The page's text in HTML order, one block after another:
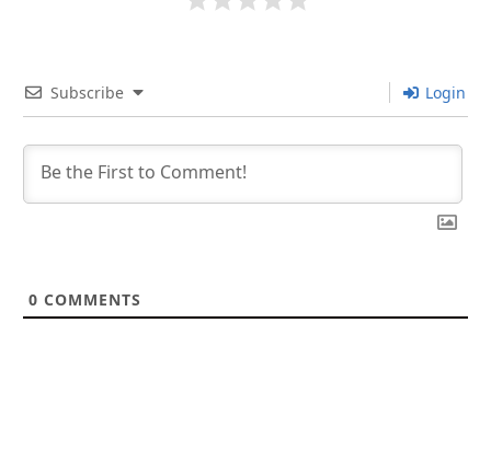
Subscribe Login
0 COMMENTS